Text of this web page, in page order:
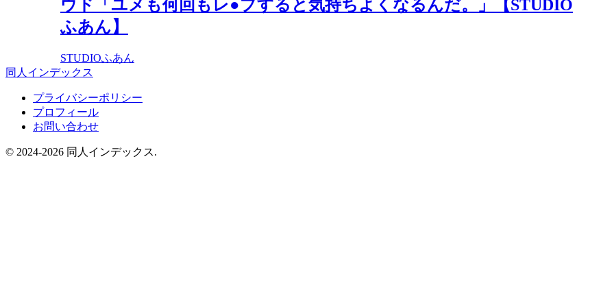
ウド「ユメも何回もレ●プすると気持ちよくなるんだ。」【STUDIO
ふあん】
STUDIOふあん
同人インデックス
プライバシーポリシー
プロフィール
お問い合わせ
© 2024-2026 同人インデックス.